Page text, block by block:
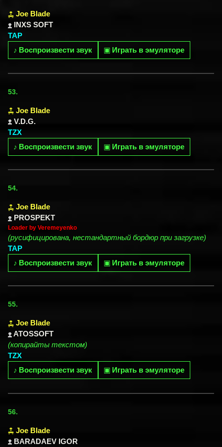
Joe Blade
INXS SOFT
TAP
♪ Воспроизвести звук ▣ Играть в эмуляторе
53.
Joe Blade
V.D.G.
TZX
♪ Воспроизвести звук ▣ Играть в эмуляторе
54.
Joe Blade
PROSPEKT
Loader by Veremeyenko
(русифицирована, нестандартный бордюр при загрузке)
TAP
♪ Воспроизвести звук ▣ Играть в эмуляторе
55.
Joe Blade
ATOSSOFT
(копирайты текстом)
TZX
♪ Воспроизвести звук ▣ Играть в эмуляторе
56.
Joe Blade
BARADAEV IGOR